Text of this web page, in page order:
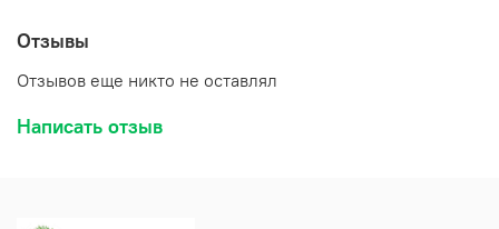
Отзывы
Отзывов еще никто не оставлял
Написать отзыв